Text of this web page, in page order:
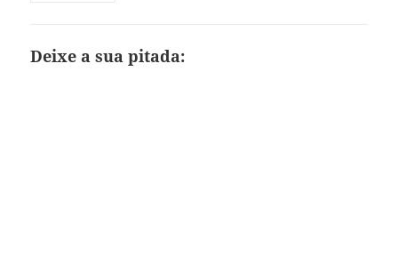
Deixe a sua pitada: